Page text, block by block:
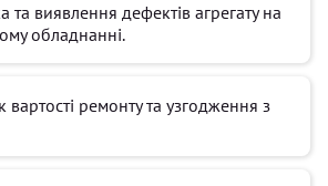
та виявлення дефектів агрегату на
обладнанні.
вартості ремонту та узгодження з